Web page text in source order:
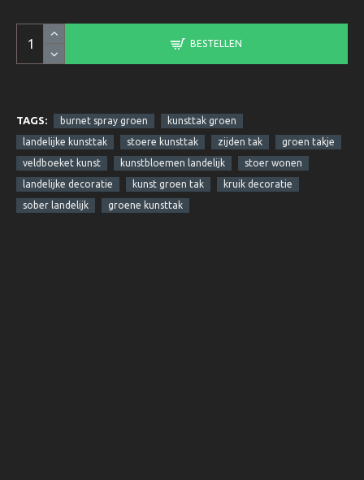
BESTELLEN
TAGS: burnet spray groen kunsttak groen
landelijke kunsttak stoere kunsttak zijden tak
groen takje
veldboeket kunst
kunstbloemen landelijk
stoer wonen
landelijke decoratie
kunst groen tak
kruik decoratie
sober landelijk
groene kunsttak